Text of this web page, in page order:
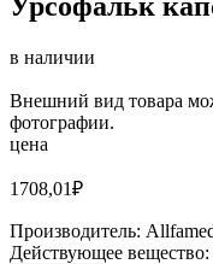
в наличии
Внешний вид товара
фотографии.
цена
1708,01₽
Производитель:
Действующее вещество: